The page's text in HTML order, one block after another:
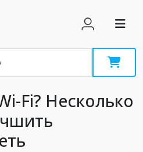
Fi? Несколько